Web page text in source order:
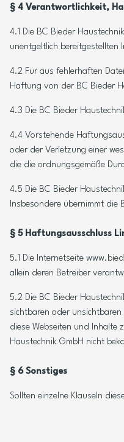
§ 4 Verantwortlichkeit,
4.1 Die BC Bieder
unentgeltlich bereitgestellten
4.2 Für aus fehlerhaften
Haftung von der BC Bieder
4.3 Die BC Bieder
4.4 Vorstehende
oder der Verletzung einer
die die ordnungsgemäße
4.5 Die BC Bieder
Insbesondere übernimmt die
§ 5 Haftungsausschluss
5.1 Die Internetseite
allein deren Betreiber
5.2 Die BC Bieder
sichtbaren oder
diese Webseiten und Inhalte
Haustechnik GmbH nicht
§ 6 Sonstiges
Sollten einzelne Klauseln